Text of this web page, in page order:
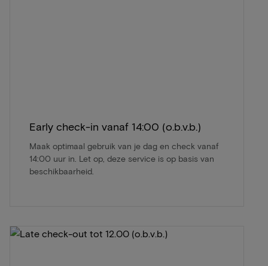
Early check-in vanaf 14:00 (o.b.v.b.)
Maak optimaal gebruik van je dag en check vanaf
14:00 uur in. Let op, deze service is op basis van
beschikbaarheid.